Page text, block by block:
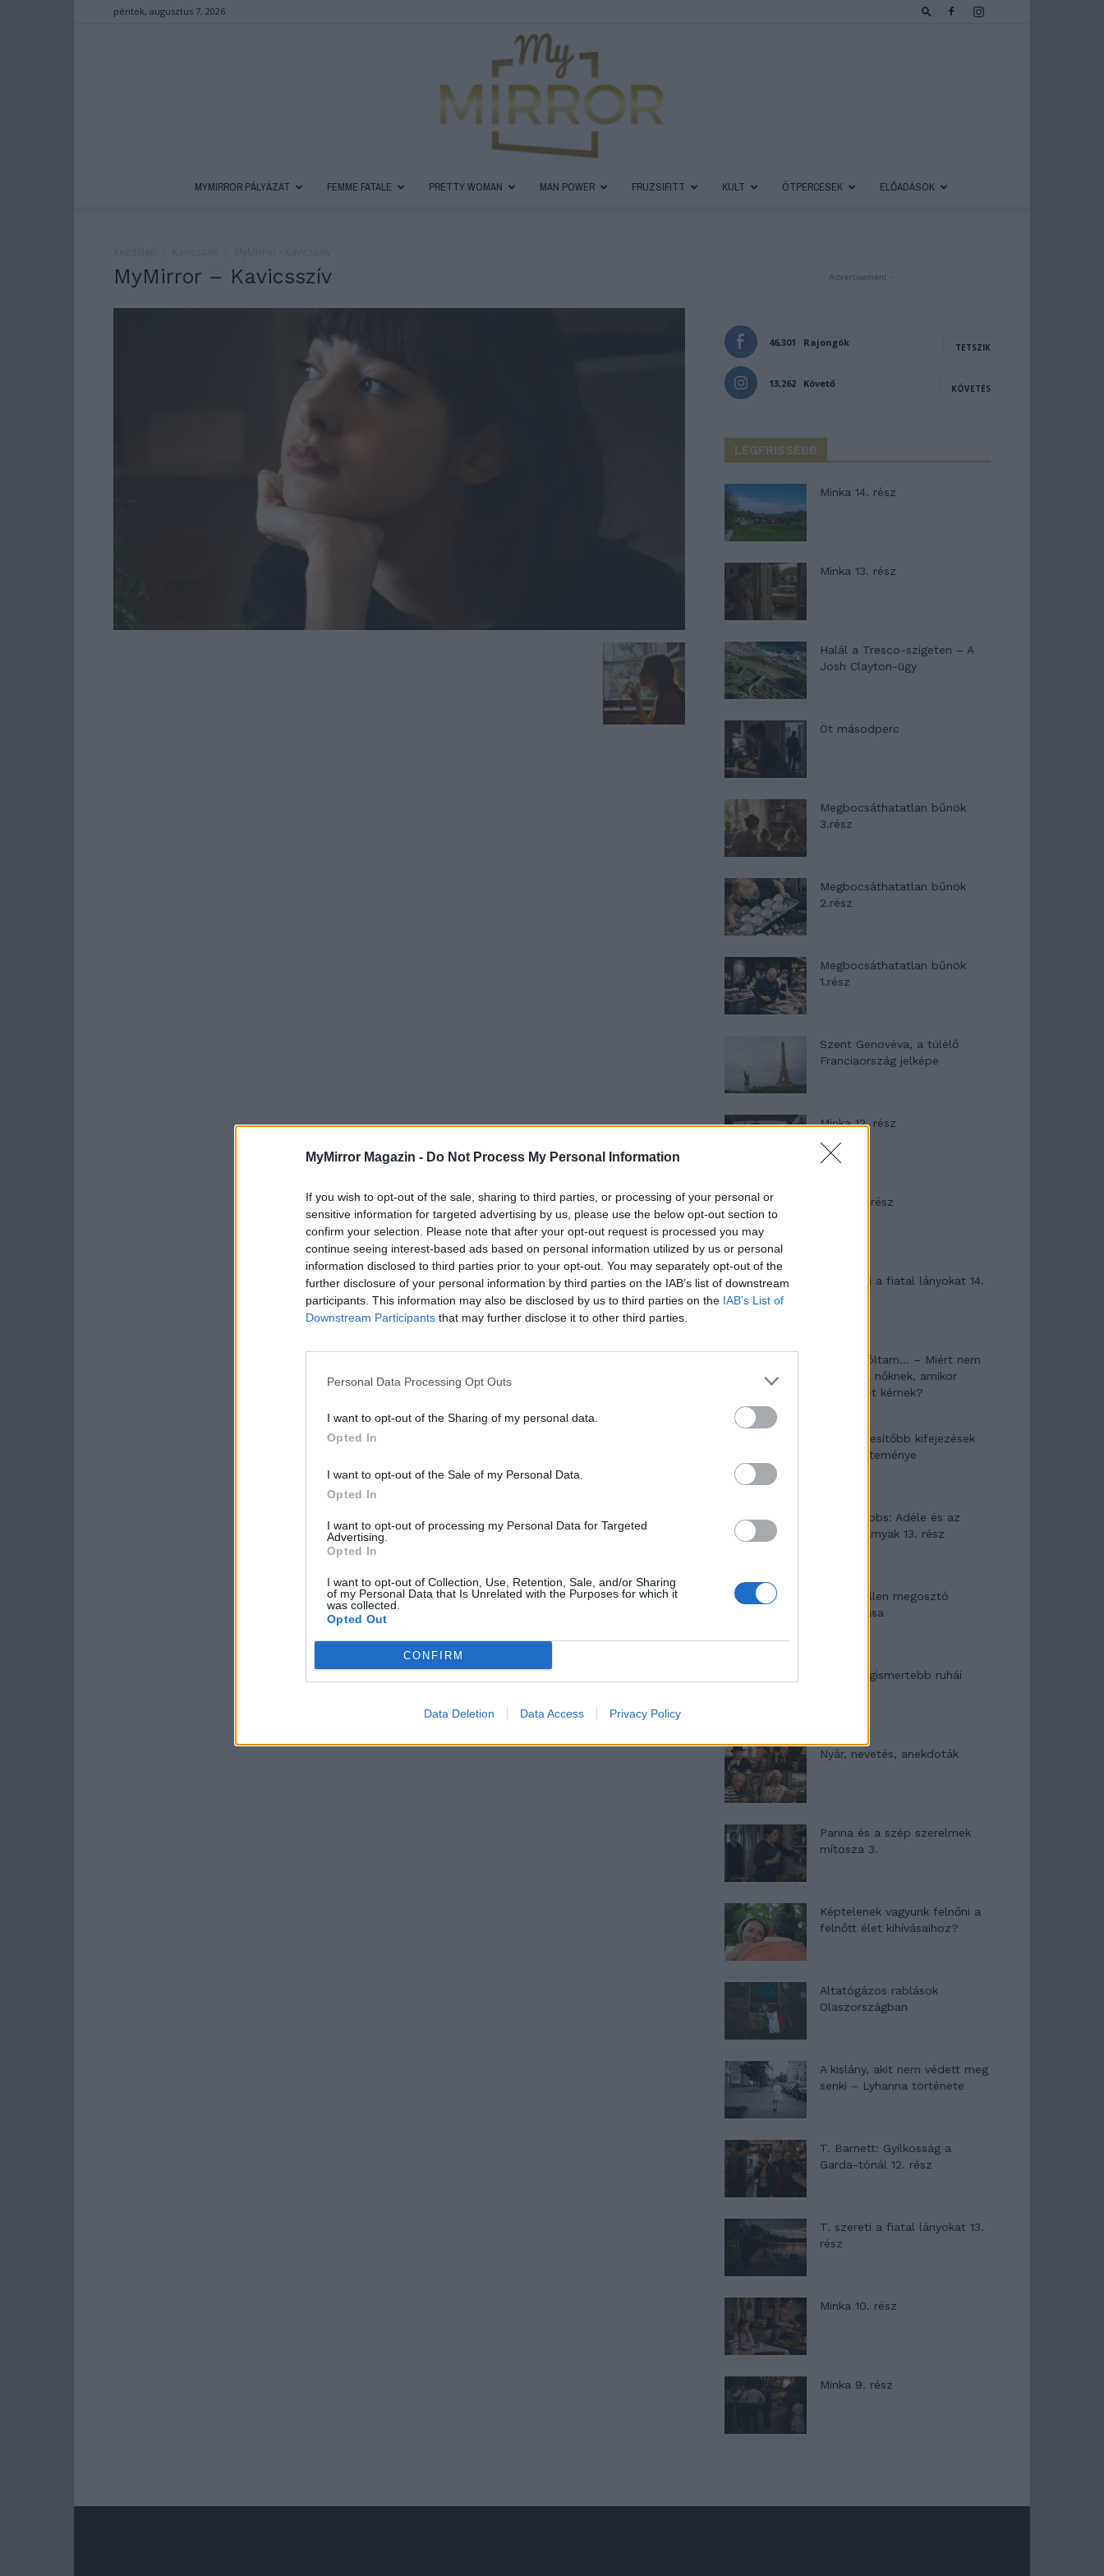
MyMirror Magazin - Do Not Process My Personal Information
If you wish to opt-out of the sale, sharing to third parties, or processing of your personal or
sensitive information for targeted advertising by us, please use the below opt-out section to
confirm your selection. Please note that after your opt-out request is processed you may
continue seeing interest-based ads based on personal information utilized by us or personal
information disclosed to third parties prior to your opt-out. You may separately opt-out of the
further disclosure of your personal information by third parties on the IAB’s list of downstream
participants. This information may also be disclosed by us to third parties on the IAB’s List of
Downstream Participants that may further disclose it to other third parties.
Personal Data Processing Opt Outs
I want to opt-out of the Sharing of my personal data.
Opted In
I want to opt-out of the Sale of my Personal Data.
Opted In
I want to opt-out of processing my Personal Data for Targeted
Advertising.
Opted In
I want to opt-out of Collection, Use, Retention, Sale, and/or Sharing
of my Personal Data that Is Unrelated with the Purposes for which it
was collected.
Opted Out
CONFIRM
Data Deletion Data Access Privacy Policy
péntek, augusztus 7, 2026
MYMIRROR PÁLYÁZAT FEMME FATALE PRETTY WOMAN MAN POWER FRUZSIFITT KULT ÖTPERCESEK ELŐADÁSOK
MyMirror – Kavicsszív - Advertisement -
46,301 Rajongók TETSZIK
13,262 Követő KÖVETÉS
LEGFRISSEBB
Minka 14. rész
Minka 13. rész
Halál a Tresco-szigeten – A
Josh Clayton-ügy
Öt másodperc
Megbocsáthatatlan bűnök
3.rész
Megbocsáthatatlan bűnök
2.rész
Megbocsáthatatlan bűnök
1.rész
Szent Genovéva, a túlélő
Franciaország jelképe
Minka 12. rész
Minka 11. rész
T. szereti a fiatal lányokat 14.
Pedig szóltam… – Miért nem
hiszünk a nőknek, amikor
segítséget kérnek?
A legidegesítőbb kifejezések
laza gyűjteménye
Elyna Robbs: Adéle és az
örökölt árnyak 13. rész
Woody Allen megosztó
zsenialitása
A világ legismertebb ruhái
Nyár, nevetés, anekdoták
Panna és a szép szerelmek
mítosza 3.
Képtelenek vagyunk felnőni a
felnőtt élet kihívásaihoz?
Altatógázos rablások
Olaszországban
A kislány, akit nem védett meg
senki – Lyhanna története
T. Barnett: Gyilkosság a
Garda-tónál 12. rész
T. szereti a fiatal lányokat 13.
rész
Minka 10. rész
Minka 9. rész